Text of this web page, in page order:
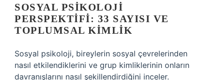
SOSYAL PSIKOLOJI
PERSPEKTIFI: 33 SAYISI VE
TOPLUMSAL KIMLIK
Sosyal psikoloji, bireylerin sosyal çevrelerinden
nasıl etkilendiklerini ve grup kimliklerinin onların
davranışlarını nasıl şekillendirdiğini inceler.